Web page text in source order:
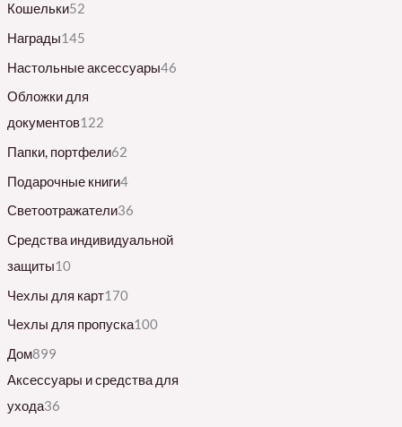
Кошельки52
Награды145
Настольные аксессуары46
Обложки для
документов122
Папки, портфели62
Подарочные книги4
Светоотражатели36
Средства индивидуальной
защиты10
Чехлы для карт170
Чехлы для пропуска100
Дом899
Аксессуары и средства для
ухода36